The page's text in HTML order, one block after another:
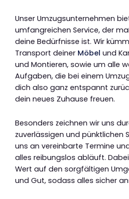
Unser Umzugsunternehmen
umfangreichen Service, der
deine Bedürfnisse ist. Wir
Transport deiner Möbel und
und Montieren, sowie um alle
Aufgaben, die bei einem
dich also ganz entspannt
dein neues Zuhause freuen.
Besonders zeichnen wir uns
zuverlässigen und pünktlichen
uns an vereinbarte Termine
alles reibungslos abläuft.
Wert auf den sorgfältigen
und Gut, sodass alles sicher